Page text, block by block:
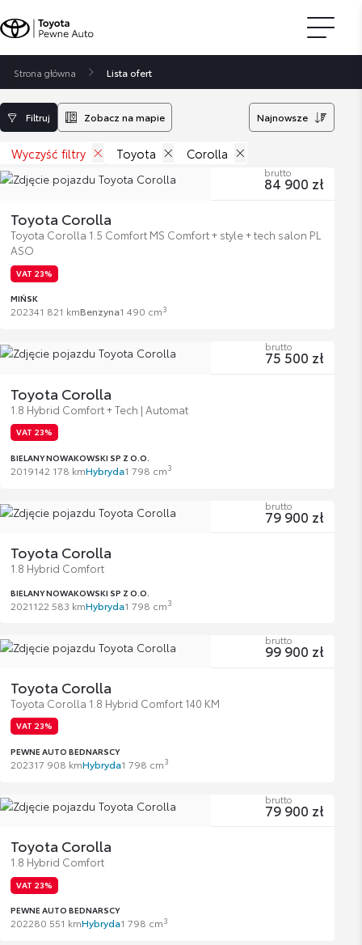
Strona główna Lista ofert
Filtruj Zobacz na mapie Najnowsze
Wyczyść filtry Toyota Corolla
Toyota Corolla
Toyota Corolla 1.5 Comfort MS Comfort + style + tech salon PL
ASO
VAT 23%
MIŃSK
202341 821 kmBenzyna1 490 cm3
brutto
84 900 zł
Toyota Corolla
1.8 Hybrid Comfort + Tech | Automat
VAT 23%
BIELANY NOWAKOWSKI SP Z O.O.
2019142 178 kmHybryda1 798 cm3
brutto
75 500 zł
Toyota Corolla
1.8 Hybrid Comfort
BIELANY NOWAKOWSKI SP Z O.O.
2021122 583 kmHybryda1 798 cm3
brutto
79 900 zł
Toyota Corolla
Toyota Corolla 1.8 Hybrid Comfort 140 KM
VAT 23%
PEWNE AUTO BEDNARSCY
202317 908 kmHybryda1 798 cm3
brutto
99 900 zł
Toyota Corolla
1.8 Hybrid Comfort
VAT 23%
PEWNE AUTO BEDNARSCY
202280 551 kmHybryda1 798 cm3
brutto
79 900 zł